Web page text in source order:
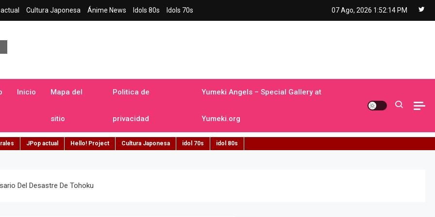
Cultura Japonesa Ánime News Idols 80s Idols 70s 07 Ago, 2026 1:52:15 PM
Inicio Mapa del
sitio
Politica de
privacidad
Yumeki Angels – Special Gallery at
Yumeki.org
JPop actual Hello! Project Cultura Japonesa idol 70s idol 80s
Del Desastre De Tohoku